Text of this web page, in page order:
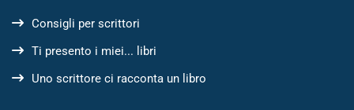
Consigli per scrittori
Ti presento i miei... libri
Uno scrittore ci racconta un libro